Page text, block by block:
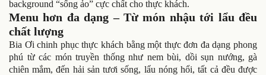
background “sống ảo” cực chất cho thực khách.
Menu hơn đa dạng – Từ món nhậu tới lẩu đều
chất lượng
Bia Ơi chinh phục thực khách bằng một thực đơn đa dạng phong
phú từ các món truyền thống như nem bùi, dồi sụn nướng, gà
chiên mắm, đến hải sản tươi sống, lẩu nóng hổi, tất cả đều được